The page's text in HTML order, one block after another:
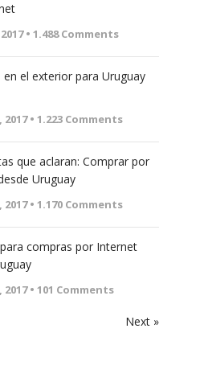
• 1.488Comments
en el exterior para Uruguay
• 1.223Comments
que aclaran: Comprar por
Uruguay
• 1.170Comments
compras por Internet
• 101 Comments
Next »